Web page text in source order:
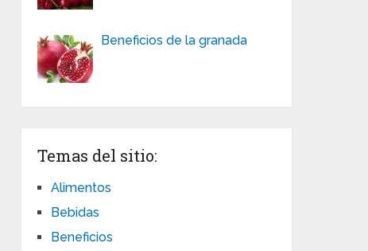
Beneficios de la granada
Temas del sitio:
Alimentos
Bebidas
Beneficios